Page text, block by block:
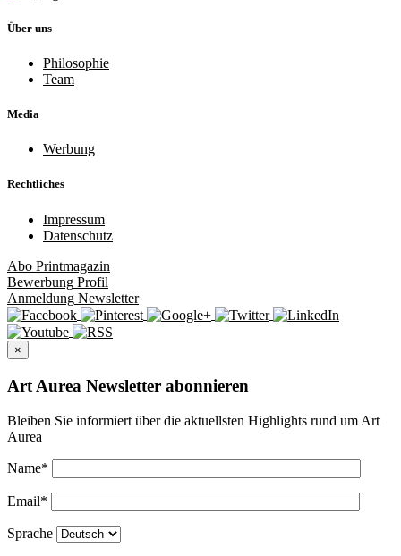
Über uns
Philosophie
Team
Media
Werbung
Rechtliches
Impressum
Datenschutz
Abo Printmagazin
Bewerbung Profil
Anmeldung Newsletter
×
Art Aurea Newsletter abonnieren
Bleiben Sie informiert über die aktuellsten Highlights rund um Art
Aurea
Name*
Email*
Sprache